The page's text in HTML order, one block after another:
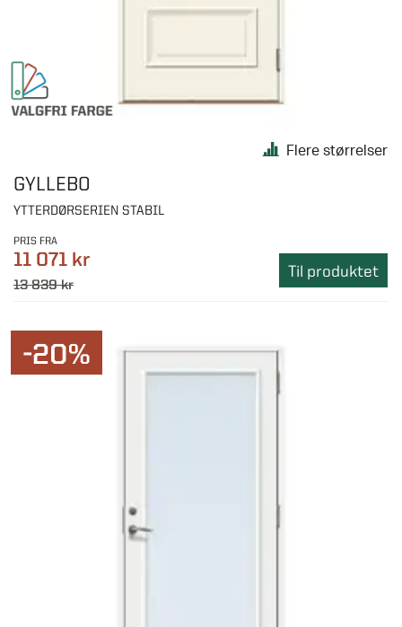
Flere størrelser
GYLLEBO
YTTERDØRSERIEN STABIL
PRIS FRA
11 071 kr
13 839 kr
Til produktet
-20%